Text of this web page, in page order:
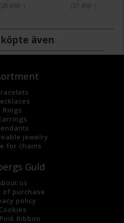
28,998:- 37,498:-
även
Rings
jewelry
for chains
Guld
us
of purchase
policy
Ribbon